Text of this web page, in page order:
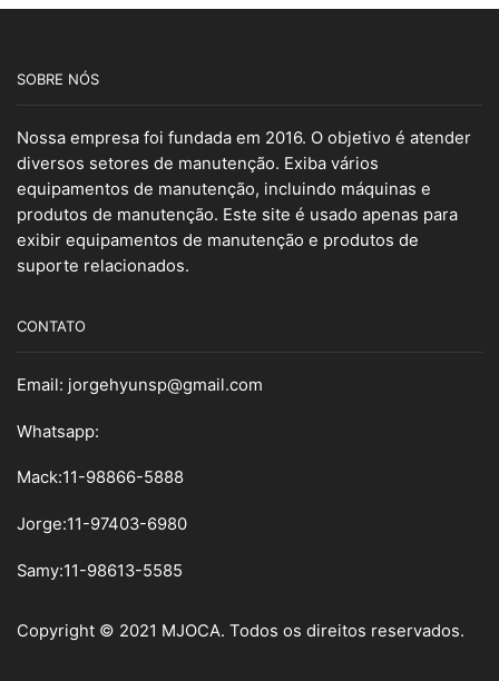
SOBRE NÓS
Nossa empresa foi fundada em 2016. O objetivo é atender
diversos setores de manutenção. Exiba vários
equipamentos de manutenção, incluindo máquinas e
produtos de manutenção. Este site é usado apenas para
exibir equipamentos de manutenção e produtos de
suporte relacionados.
CONTATO
Email: jorgehyunsp@gmail.com
Whatsapp:
Mack:11-98866-5888
Jorge:11-97403-6980
Samy:11-98613-5585
Copyright © 2021 MJOCA. Todos os direitos reservados.